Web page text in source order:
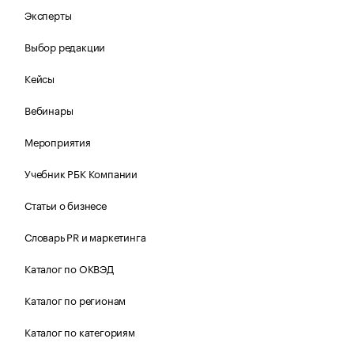
Эксперты
Выбор редакции
Кейсы
Вебинары
Мероприятия
Учебник РБК Компании
Статьи о бизнесе
Словарь PR и маркетинга
Каталог по ОКВЭД
Каталог по регионам
Каталог по категориям